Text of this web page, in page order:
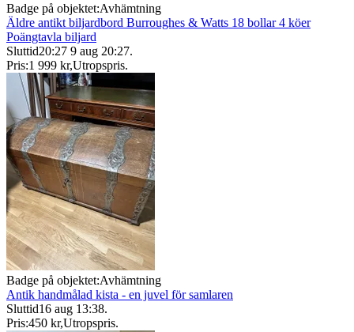
Badge på objektet:Avhämtning
Äldre antikt biljardbord Burroughes & Watts 18 bollar 4 köer
Poängtavla biljard
Sluttid20:27 9 aug 20:27.
Pris:1 999 kr,Utropspris.
Badge på objektet:Avhämtning
Antik handmålad kista - en juvel för samlaren
Sluttid16 aug 13:38.
Pris:450 kr,Utropspris.